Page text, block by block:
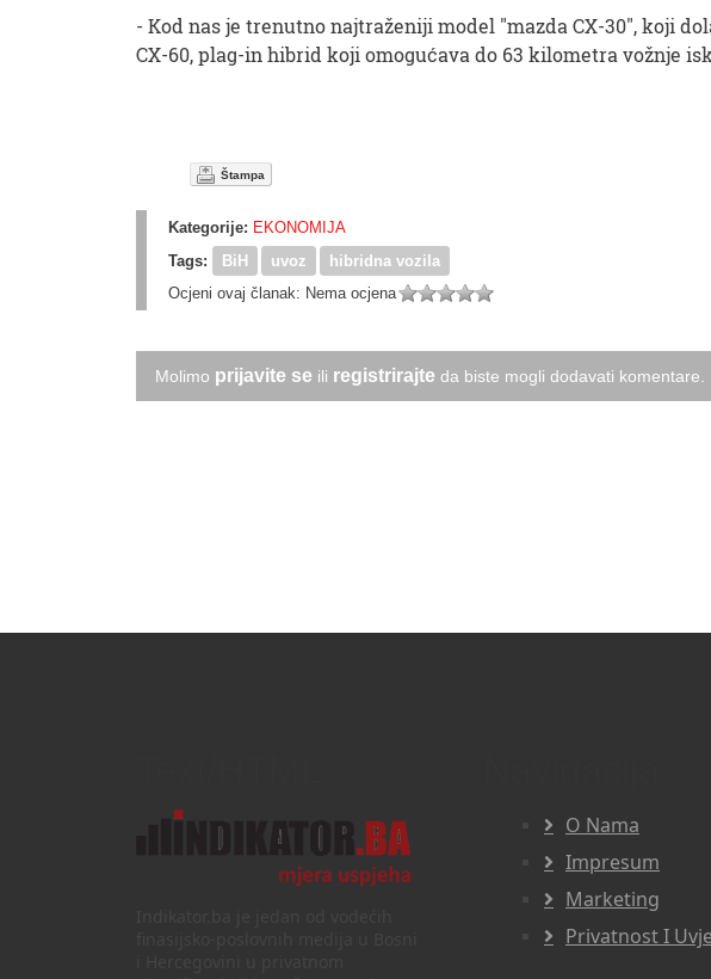
- Kod nas je trenutno najtraženiji model "mazda CX-30", koji
CX-60, plag-in hibrid koji omogućava do 63 kilometra vožnje
Štampa
Kategorije: EKONOMIJA
Tags:
BiH uvoz
hibridna vozila
Ocjeni ovaj članak: Nema ocjena
Molimo prijavite se ili registrirajte da biste mogli dodavati komentare.
O Nama
Impresum
Marketing
Privatnost I